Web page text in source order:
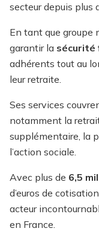
secteur depuis plus
En tant que groupe
garantir la sécurité
adhérents tout au
leur retraite.
Ses services
notamment la
supplémentaire, la
l’action sociale.
Avec plus de 6,5
d’euros de
acteur
en France.